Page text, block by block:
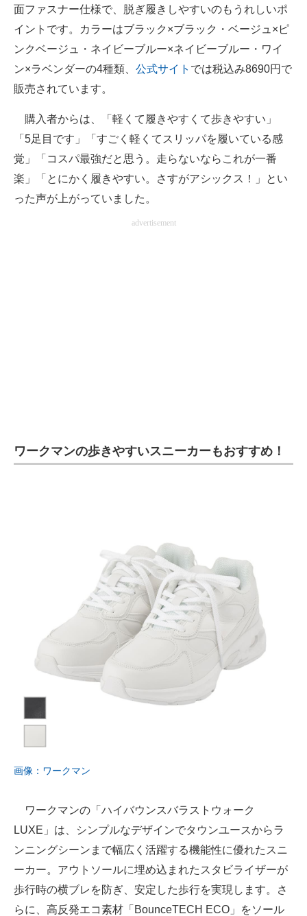
面ファスナー仕様で、脱ぎ履きしやすいのもうれしいポ
イントです。カラーはブラック×ブラック・ベージュ×ピ
ンクベージュ・ネイビーブルー×ネイビーブルー・ワイ
ン×ラベンダーの4種類、 公式サイト では税込み8690円で
販売されています。
購入者からは、「軽くて履きやすくて歩きやすい」
「5足目です」「すごく軽くてスリッパを履いている感
覚」「コスパ最強だと思う。走らないならこれが一番
楽」「とにかく履きやすい。さすがアシックス！」とい
った声が上がっていました。
advertisement
ワークマンの歩きやすいスニーカーもおすすめ！
画像：ワークマン
ワークマンの「ハイバウンスバラストウォーク
LUXE」は、シンプルなデザインでタウンユースからラ
ンニングシーンまで幅広く活躍する機能性に優れたスニ
ーカー。アウトソールに埋め込まれたスタビライザーが
歩行時の横ブレを防ぎ、安定した歩行を実現します。さ
らに、高反発エコ素材「BounceTECH ECO」をソール